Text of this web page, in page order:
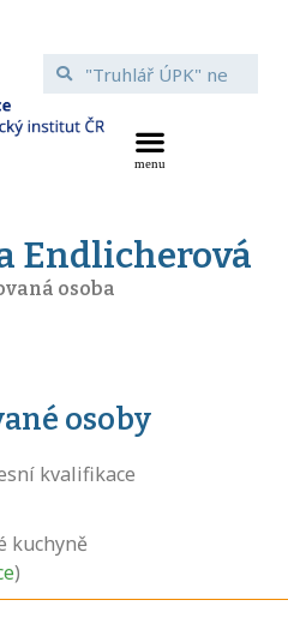
Endlicherová
osoba
osoby
kvalifikace
kuchyně
)